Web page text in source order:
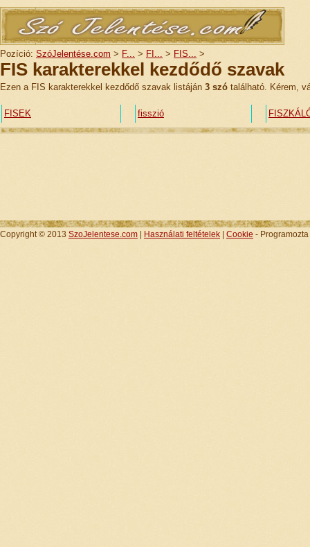
Pozíció: SzóJelentése.com > F... > FI... > FIS... >
FIS karakterekkel kezdődő szavak
Ezen a FIS karakterekkel kezdődő szavak listáján 3 szó található. Kérem,
FISEK fisszió
Copyright © 2013 SzoJelentese.com Használati feltételek Cookie - Programozta